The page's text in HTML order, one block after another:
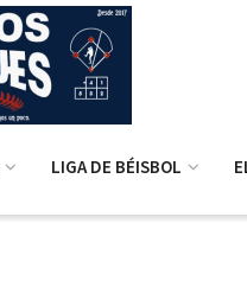
LIGA DE BÉISBOL